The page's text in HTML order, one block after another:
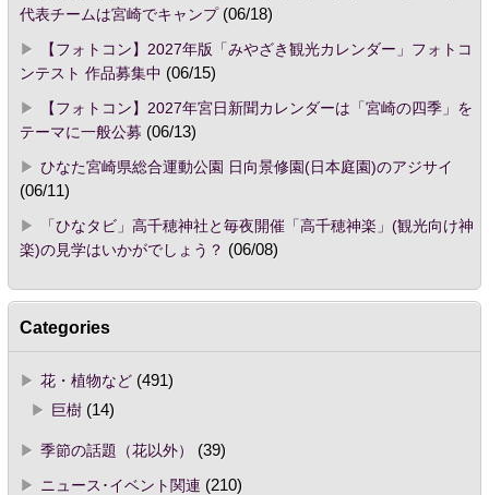
代表チームは宮崎でキャンプ(06/18)
【フォトコン】2027年版「みやざき観光カレンダー」フォトコ
ンテスト 作品募集中 (06/15)
【フォトコン】2027年宮日新聞カレンダーは「宮崎の四季」を
テーマに一般公募 (06/13)
ひなた宮崎県総合運動公園 日向景修園(日本庭園)のアジサイ
(06/11)
「ひなタビ」高千穂神社と毎夜開催「高千穂神楽」(観光向け神
楽)の見学はいかがでしょう？ (06/08)
Categories
花・植物など(491)
巨樹(14)
季節の話題（花以外）
(39)
ニュース･イベント関連 (210)